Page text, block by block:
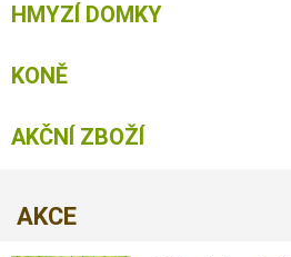
HMYZÍ DOMKY
KONĚ
AKČNÍ ZBOŽÍ
AKCE